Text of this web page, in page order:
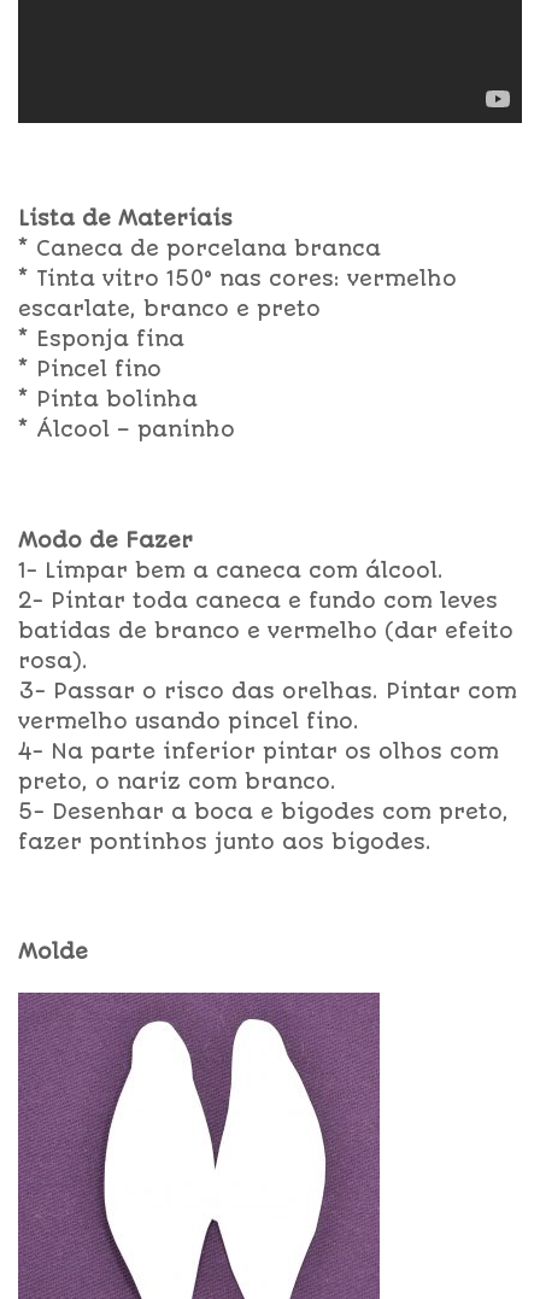
Lista de Materiais
* Caneca de porcelana branca
* Tinta vitro 150° nas cores: vermelho
escarlate, branco e preto
* Esponja fina
* Pincel fino
* Pinta bolinha
* Álcool – paninho
Modo de Fazer
1- Limpar bem a caneca com álcool.
2- Pintar toda caneca e fundo com leves
batidas de branco e vermelho (dar efeito
rosa).
3- Passar o risco das orelhas. Pintar com
vermelho usando pincel fino.
4- Na parte inferior pintar os olhos com
preto, o nariz com branco.
5- Desenhar a boca e bigodes com preto,
fazer pontinhos junto aos bigodes.
Molde